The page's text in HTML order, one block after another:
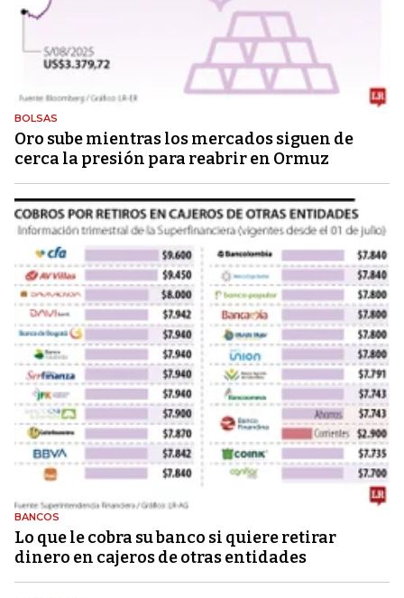
BOLSAS
Oro sube mientras los mercados siguen de
cerca la presión para reabrir en Ormuz
BANCOS
Lo que le cobra su banco si quiere retirar
dinero en cajeros de otras entidades